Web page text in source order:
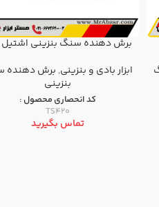
برش دهنده سنگ بنزینی اشتیل 420
ابزار بادی و بنزینی, برش دهنده
بنزينی
کد انحصاری محصول :
TS420
تماس بگیرید